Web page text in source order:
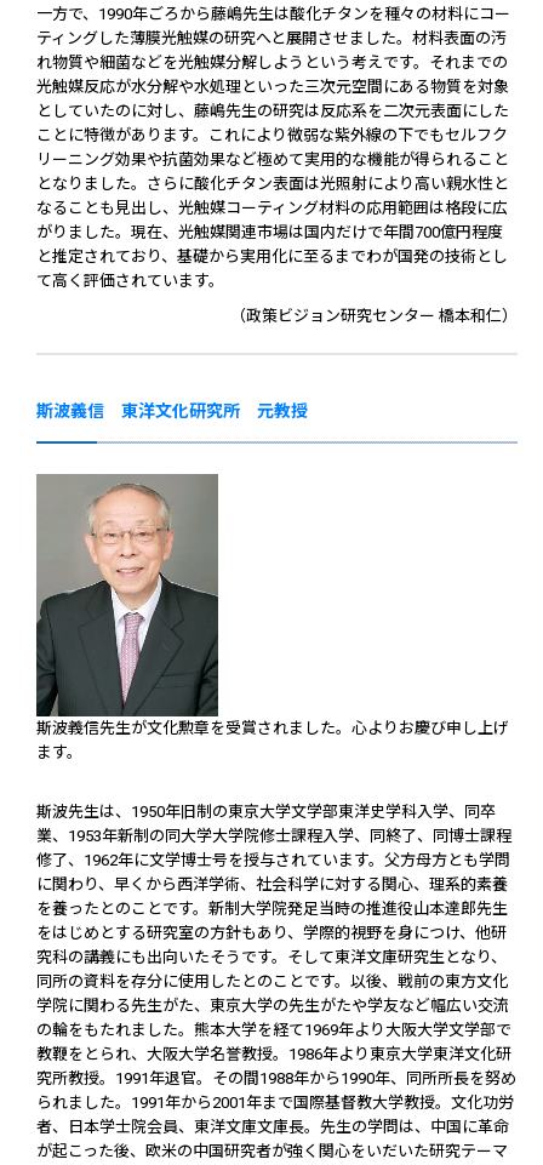
一方で、1990年ごろから藤嶋先生は酸化チタンを種々の材料にコー
ティングした薄膜光触媒の研究へと展開させました。材料表面の汚
れ物質や細菌などを光触媒分解しようという考えです。それまでの
光触媒反応が水分解や水処理といった三次元空間にある物質を対象
としていたのに対し、藤嶋先生の研究は反応系を二次元表面にした
ことに特徴があります。これにより微弱な紫外線の下でもセルフク
リーニング効果や抗菌効果など極めて実用的な機能が得られること
となりました。さらに酸化チタン表面は光照射により高い親水性と
なることも見出し、光触媒コーティング材料の応用範囲は格段に広
がりました。現在、光触媒関連市場は国内だけで年間700億円程度
と推定されており、基礎から実用化に至るまでわが国発の技術とし
て高く評価されています。
（政策ビジョン研究センター 橋本和仁）
斯波義信 東洋文化研究所 元教授
斯波義信先生が文化勲章を受賞されました。心よりお慶び申し上げ
ます。
斯波先生は、1950年旧制の東京大学文学部東洋史学科入学、同卒
業、1953年新制の同大学大学院修士課程入学、同終了、同博士課程
修了、1962年に文学博士号を授与されています。父方母方とも学問
に関わり、早くから西洋学術、社会科学に対する関心、理系的素養
を養ったとのことです。新制大学院発足当時の推進役山本達郎先生
をはじめとする研究室の方針もあり、学際的視野を身につけ、他研
究科の講義にも出向いたそうです。そして東洋文庫研究生となり、
同所の資料を存分に使用したとのことです。以後、戦前の東方文化
学院に関わる先生がた、東京大学の先生がたや学友など幅広い交流
の輪をもたれました。熊本大学を経て1969年より大阪大学文学部で
教鞭をとられ、大阪大学名誉教授。1986年より東京大学東洋文化研
究所教授。1991年退官。その間1988年から1990年、同所所長を努め
られました。1991年から2001年まで国際基督教大学教授。文化功労
者、日本学士院会員、東洋文庫文庫長。先生の学問は、中国に革命
が起こった後、欧米の中国研究者が強く関心をいだいた研究テーマ